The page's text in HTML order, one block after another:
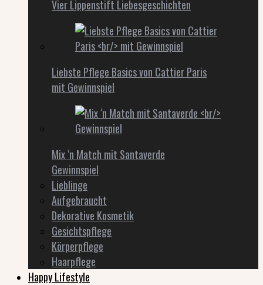
Vier Lippenstift Liebesgeschichten
Liebste Pflege Basics von Cattier Paris
mit Gewinnspiel
Mix ‘n Match mit Santaverde
Gewinnspiel
Lieblinge
Aufgebraucht
Dekorative Kosmetik
Gesichtspflege
Körperpflege
Haarpflege
Happy Lifestyle